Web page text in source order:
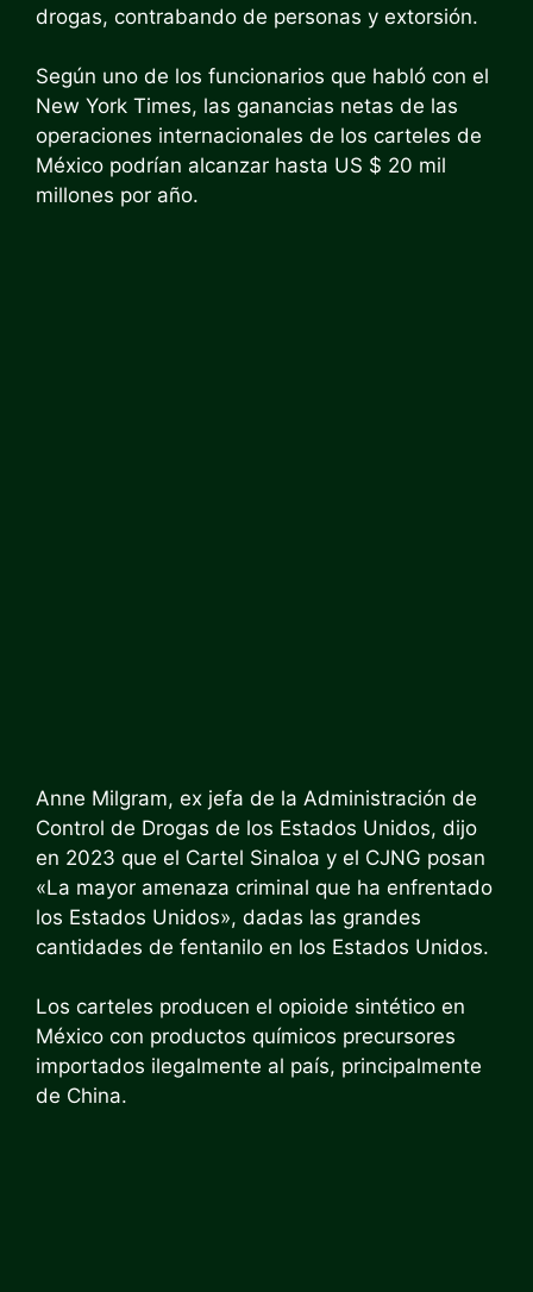
drogas, contrabando de personas y extorsión.
Según uno de los funcionarios que habló con el
New York Times, las ganancias netas de las
operaciones internacionales de los carteles de
México podrían alcanzar hasta US $ 20 mil
millones por año.
Anne Milgram, ex jefa de la Administración de
Control de Drogas de los Estados Unidos, dijo
en 2023 que el Cartel Sinaloa y el CJNG posan
«La mayor amenaza criminal que ha enfrentado
los Estados Unidos», dadas las grandes
cantidades de fentanilo en los Estados Unidos.
Los carteles producen el opioide sintético en
México con productos químicos precursores
importados ilegalmente al país, principalmente
de China.